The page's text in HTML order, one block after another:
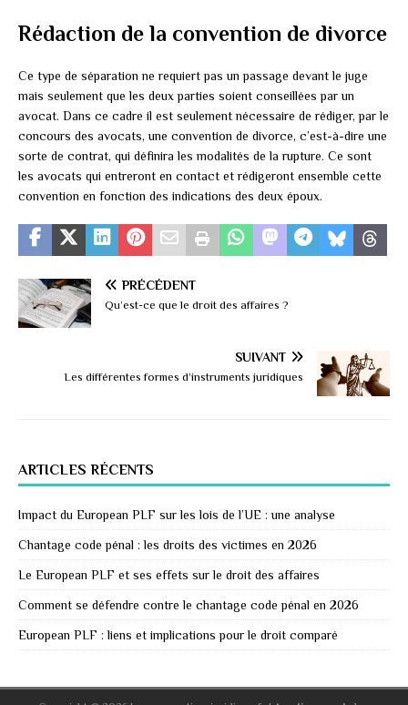
Rédaction de la convention de divorce
Ce type de séparation ne requiert pas un passage devant le juge
mais seulement que les deux parties soient conseillées par un
avocat. Dans ce cadre il est seulement nécessaire de rédiger, par le
concours des avocats, une convention de divorce, c’est-à-dire une
sorte de contrat, qui définira les modalités de la rupture. Ce sont
les avocats qui entreront en contact et rédigeront ensemble cette
convention en fonction des indications des deux époux.
PRÉCÉDENT
Qu’est-ce que le droit des affaires ?
SUIVANT
Les différentes formes d’instruments juridiques
ARTICLES RÉCENTS
Impact du European PLF sur les lois de l’UE : une analyse
Chantage code pénal : les droits des victimes en 2026
Le European PLF et ses effets sur le droit des affaires
Comment se défendre contre le chantage code pénal en 2026
European PLF : liens et implications pour le droit comparé